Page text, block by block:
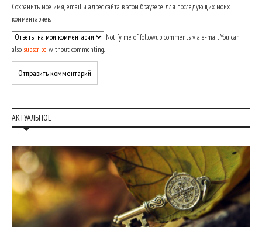
Сохранить моё имя, email и адрес сайта в этом браузере для последующих моих
комментариев.
Notify me of followup comments via e-mail. You can
also subscribe without commenting.
АКТУАЛЬНОЕ